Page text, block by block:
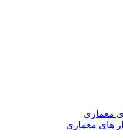
معماری
های معماری